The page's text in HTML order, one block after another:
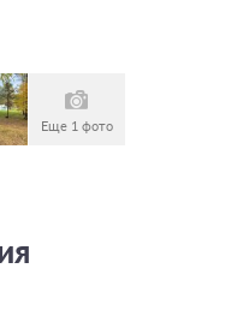
Еще 1 фото